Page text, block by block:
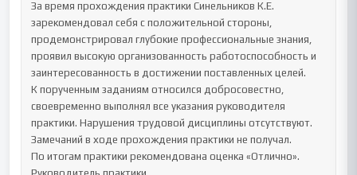
За время прохождения практики Синельников К.Е.
зарекомендовал себя с положительной стороны,
продемонстрировал глубокие профессиональные знания,
проявил высокую организованность работоспособность и
заинтересованность в достижении поставленных целей.
К порученным заданиям относился добросовестно,
своевременно выполнял все указания руководителя
практики. Нарушения трудовой дисциплины отсутствуют.
Замечаний в ходе прохождения практики не получал.
По итогам практики рекомендована оценка «Отлично».